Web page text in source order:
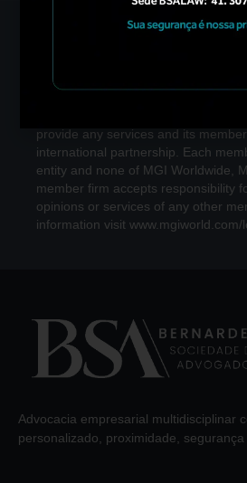
MGI Worldwide is a network of
provide any services and its
international partnership. Each
entity and none of MGI Worldwide,
member firm accepts responsibility
opinions or services of any other
information visit www.mgiworld.com/
Advocacia empresarial multidisciplinar
personalizado, proximidade, segurança